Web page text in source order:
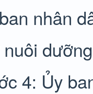
nhân
4: Ủy